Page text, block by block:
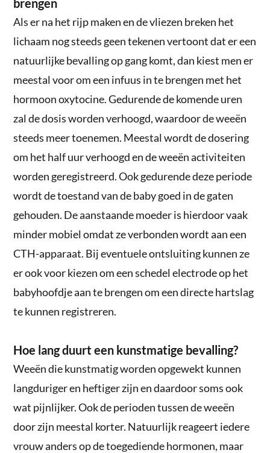
Als er na het rijp maken en de vliezen breken het
lichaam nog steeds geen tekenen vertoont dat er een
natuurlijke bevalling op gang komt, dan kiest men er
meestal voor om een infuus in te brengen met het
hormoon oxytocine. Gedurende de komende uren
zal de dosis worden verhoogd, waardoor de weeën
steeds meer toenemen. Meestal wordt de dosering
om het half uur verhoogd en de weeën activiteiten
worden geregistreerd. Ook gedurende deze periode
wordt de toestand van de baby goed in de gaten
gehouden. De aanstaande moeder is hierdoor vaak
minder mobiel omdat ze verbonden wordt aan een
CTH-apparaat. Bij eventuele ontsluiting kunnen ze
er ook voor kiezen om een schedel electrode op het
babyhoofdje aan te brengen om een directe hartslag
te kunnen registreren.
Hoe lang duurt een kunstmatige bevalling?
Weeën die kunstmatig worden opgewekt kunnen
langduriger en heftiger zijn en daardoor soms ook
wat pijnlijker. Ook de perioden tussen de weeën
door zijn meestal korter. Natuurlijk reageert iedere
vrouw anders op de toegediende hormonen, maar